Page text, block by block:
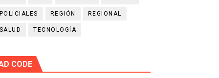
POLICIALES REGIÓN REGIONAL
SALUD TECNOLOGÍA
CODE